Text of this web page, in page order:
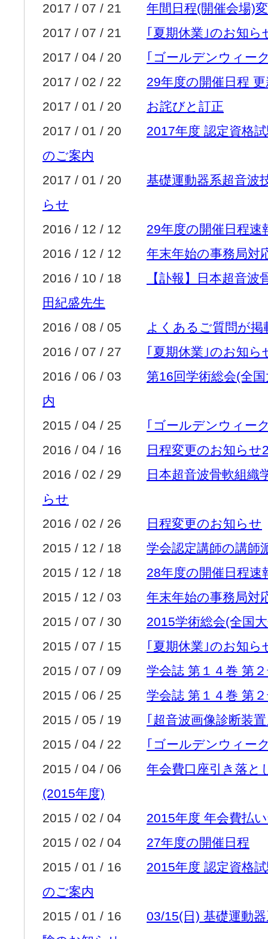
2017 / 07 / 21 年間日程(開催会場)
2017 / 07 / 21
｢夏期休業｣のお知ら
2017 / 04 / 20
｢ゴールデンウィー
2017 / 02 / 22 29年度の開催日程
2017 / 01 / 20 お詫びと訂正
2017 / 01 / 20 2017年度 認定資格
のご案内
2017 / 01 / 20 基礎運動器系超音波
らせ
2016 / 12 / 12 29年度の開催日程速
2016 / 12 / 12 年末年始の事務局対
2016 / 10 / 18
【訃報】日本超音
田紀盛先生
2016 / 08 / 05
よくあるご質問が
2016 / 07 / 27
｢夏期休業｣のお知ら
2016 / 06 / 03 第16回学術総会(全
内
2015 / 04 / 25
｢ゴールデンウィー
2016 / 04 / 16
日程変更のお知らせ
2016 / 02 / 29
日本超音波骨軟組織
らせ
2016 / 02 / 26
日程変更のお知らせ
2015 / 12 / 18 学会認定講師の講師
2015 / 12 / 18 28年度の開催日程速
2015 / 12 / 03 年末年始の事務局対
2015 / 07 / 30 2015学術総会(全国
2015 / 07 / 15
｢夏期休業｣のお知ら
2015 / 07 / 09 学会誌 第１４巻 第
2015 / 06 / 25 学会誌 第１４巻 第
2015 / 05 / 19
｢超音波画像診断装
2015 / 04 / 22
｢ゴールデンウィー
2015 / 04 / 06 年会費口座引き落と
(2015年度)
2015 / 02 / 04 2015年度 年会費払
2015 / 02 / 04 27年度の開催日程
2015 / 01 / 16 2015年度 認定資格
のご案内
2015 / 01 / 16 03/15(日) 基礎運動